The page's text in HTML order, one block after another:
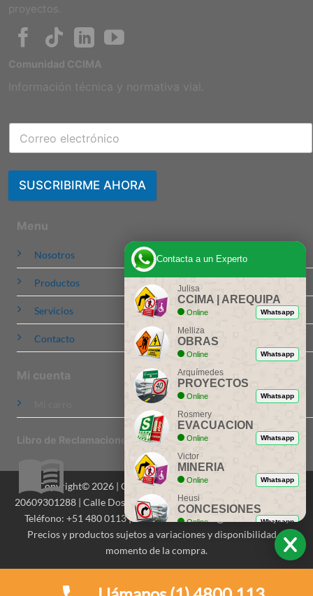
proyectos.
Menu
Nosotros
Productos
Servicios
Contacto
Mi cuenta
Libro de Reclamaciones
Comunidad CCIMA
Información técnica y normativa vial.
SUSCRIBIRME AHORA
Copyright© 2026 | CCIMA Señalizaciones S.A.C. | RUC:
20609301288 | Calle Dos de Mayo 516, Of. 201, Miraflores, Lima |
Teléfono: +51 480 0113 | Email: contactenos@ccima.com.pe |
Precios y productos sujetos a variaciones y disponibilidad al
momento de la compra.
Contacta a un Experto
Julisa
CCIMA | AREQUIPA
Online Whatsapp
Melliza
OBRAS
Online Whatsapp
Arquímedes
PROYECTOS
Online Whatsapp
Rosmery
EVACUACION
Online Whatsapp
Victor
MINERIA
Online Whatsapp
Heusi
CONCESIONES
Online Whatsapp
Ing. Dionicio
ASESORIA